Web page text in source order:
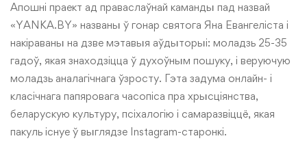
Апошні праект ад праваслаўнай каманды пад назвай
«YANKA.BY» названы ў гонар святога Яна Евангеліста і
накіраваны на дзве мэтавыя аўдыторыі: моладзь 25-35
гадоў, якая знаходзіцца ў духоўным пошуку, і веруючую
моладзь аналагічнага ўзросту. Гэта задума онлайн- і
класічнага папяровага часопіса пра хрысціянства,
беларускую культуру, псіхалогію і самаразвіццё, якая
пакуль існуе ў выглядзе Instagram-старонкі.